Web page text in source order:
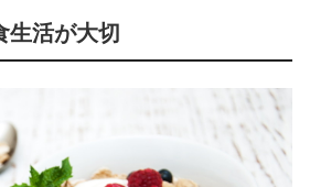
生活が大切